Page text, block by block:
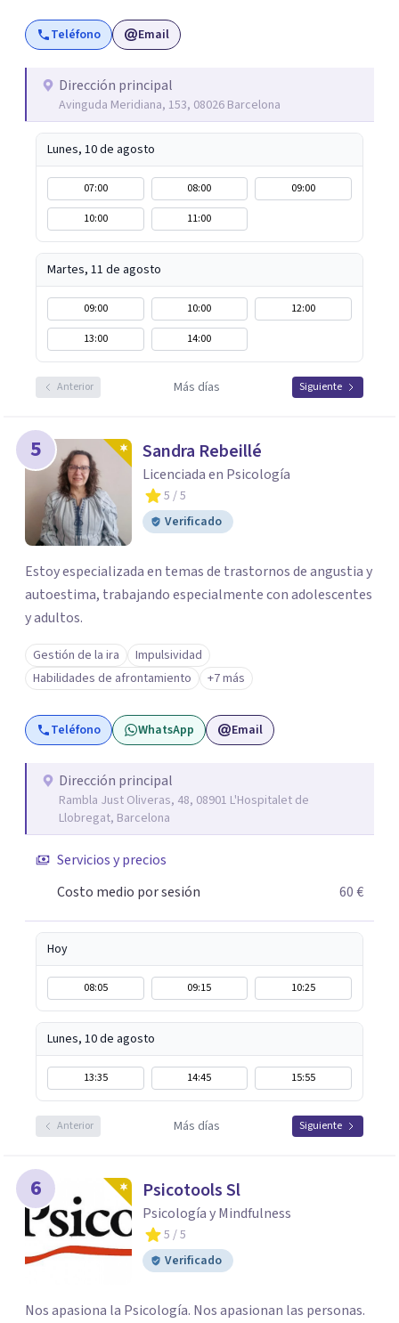
que vaya surgiendo, acompaño al paciente a encontrar el
significado de sus vivencias y/o problemáticas que le
intenta promover un nuevo sentido a la experiencia con
uno mismo/a y con el mundo externo, buscando un mayor
bienestar.
Teléfono Email
Dirección principal
Avinguda Meridiana, 153, 08026 Barcelona
Lunes, 10 de agosto
07:00 08:00
09:00
10:00
11:00
Martes, 11 de agosto
09:00 10:00
12:00
13:00
14:00
Anterior Más días Siguiente
5 Sandra Rebeillé
Licenciada en Psicología
5 / 5
Verificado
Estoy especializada en temas de trastornos de angustia y
autoestima, trabajando especialmente con adolescentes
y adultos.
Gestión de la ira
Impulsividad
Habilidades de afrontamiento
+7 más
Teléfono WhatsApp Email
Dirección principal
Rambla Just Oliveras, 48, 08901 L'Hospitalet de
Llobregat, Barcelona
Servicios y precios
Costo medio por sesión
60 €
Hoy
08:05 09:15 10:25
Lunes, 10 de agosto
13:35 14:45 15:55
Anterior Más días Siguiente
6 Psicotools Sl
Psicología y Mindfulness
5 / 5
Verificado
Nos apasiona la Psicología. Nos apasionan las personas.